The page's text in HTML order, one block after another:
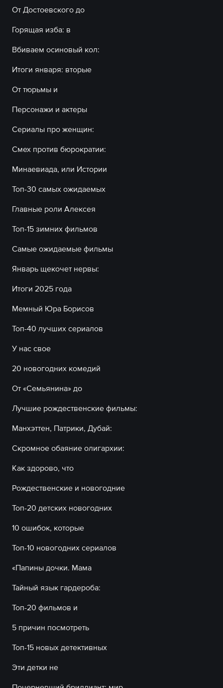
От Достоевского до
Горящая изба: в
Вбиваем осиновый кол:
Итоги января: вторые
От тюрьмы и
Персонажи и актеры
Сериалы про женщин:
Смех против бюрократии:
Минаевиада, или Истории
Топ-30 самых ожидаемых
Главные роли Алексея
Топ-15 зимних фильмов
Самые ожидаемые фильмы
Январь щекочет нервы:
Итоги 2025 года
Мемный Юра Борисов
Топ-40 лучших сериалов
У нас свое
20 новогодних комедий
От «Семьянина» до
Лучшие рождественские фильмы:
Манхэттен, Патрики, Дубай:
Скромное обаяние олигархии:
Как здорово, что
Рождественские и новогодние
Топ-20 детских новогодних
10 ошибок, которые
Топ-10 новогодних сериалов
«Папины дочки. Мама
Тайный язык гардероба:
Топ-20 фильмов и
5 причин посмотреть
Топ-15 новых детективных
Эти детки не